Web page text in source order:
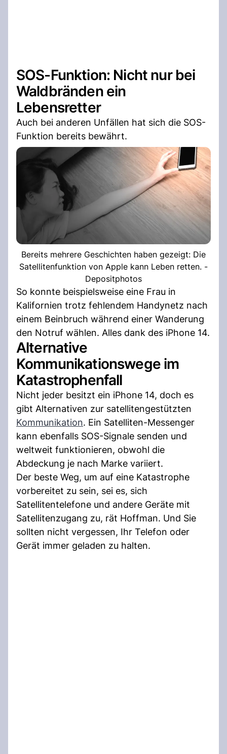
SOS-Funktion: Nicht nur bei
Waldbränden ein
Lebensretter
Auch bei anderen Unfällen hat sich die SOS-
Funktion bereits bewährt.
Bereits mehrere Geschichten haben gezeigt: Die
Satellitenfunktion von Apple kann Leben retten. -
Depositphotos
So konnte beispielsweise eine Frau in
Kalifornien trotz fehlendem Handynetz nach
einem Beinbruch während einer Wanderung
den Notruf wählen. Alles dank des iPhone 14.
Alternative
Kommunikationswege im
Katastrophenfall
Nicht jeder besitzt ein iPhone 14, doch es
gibt Alternativen zur satellitengestützten
Kommunikation. Ein Satelliten-Messenger
kann ebenfalls SOS-Signale senden und
weltweit funktionieren, obwohl die
Abdeckung je nach Marke variiert.
Der beste Weg, um auf eine Katastrophe
vorbereitet zu sein, sei es, sich
Satellitentelefone und andere Geräte mit
Satellitenzugang zu, rät Hoffman. Und Sie
sollten nicht vergessen, Ihr Telefon oder
Gerät immer geladen zu halten.